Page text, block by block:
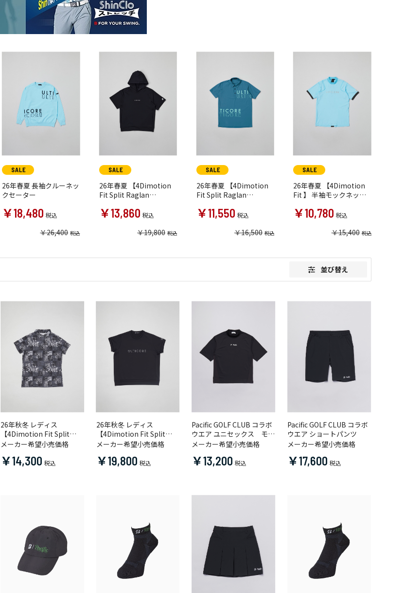
26年春夏 長袖クルーネッ
クセーター
￥18,480
￥26,400
26年春夏 【4Dimotion
Fit Split Raglan
￥13,860
￥19,800
26年春夏 【4Dimotion
Fit Split Raglan
￥11,550
￥16,500
26年春夏 【4Dimotion
Fit 】 半袖モックネック
￥10,780
￥15,400
並び替え
26年秋冬 レディス
【4Dimotion Fit Split
Raglan Sleeve】半袖共衿
メーカー希望小売価格
￥14,300
26年秋冬 レディス
【4Dimotion Fit Split
Raglan Sleeve】半袖クル
メーカー希望小売価格
￥19,800
Pacific GOLF CLUB コラボ
ウエア ユニセックス モッ
クネックシャツ
メーカー希望小売価格
￥13,200
Pacific GOLF CLUB コラボ
ウエア ショートパンツ
メーカー希望小売価格
￥17,600